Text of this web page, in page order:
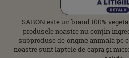
SABON este un brand 100%
produsele noastre nu conțin
subproduse de origine animală pe
noastre sunt laptele de capră și